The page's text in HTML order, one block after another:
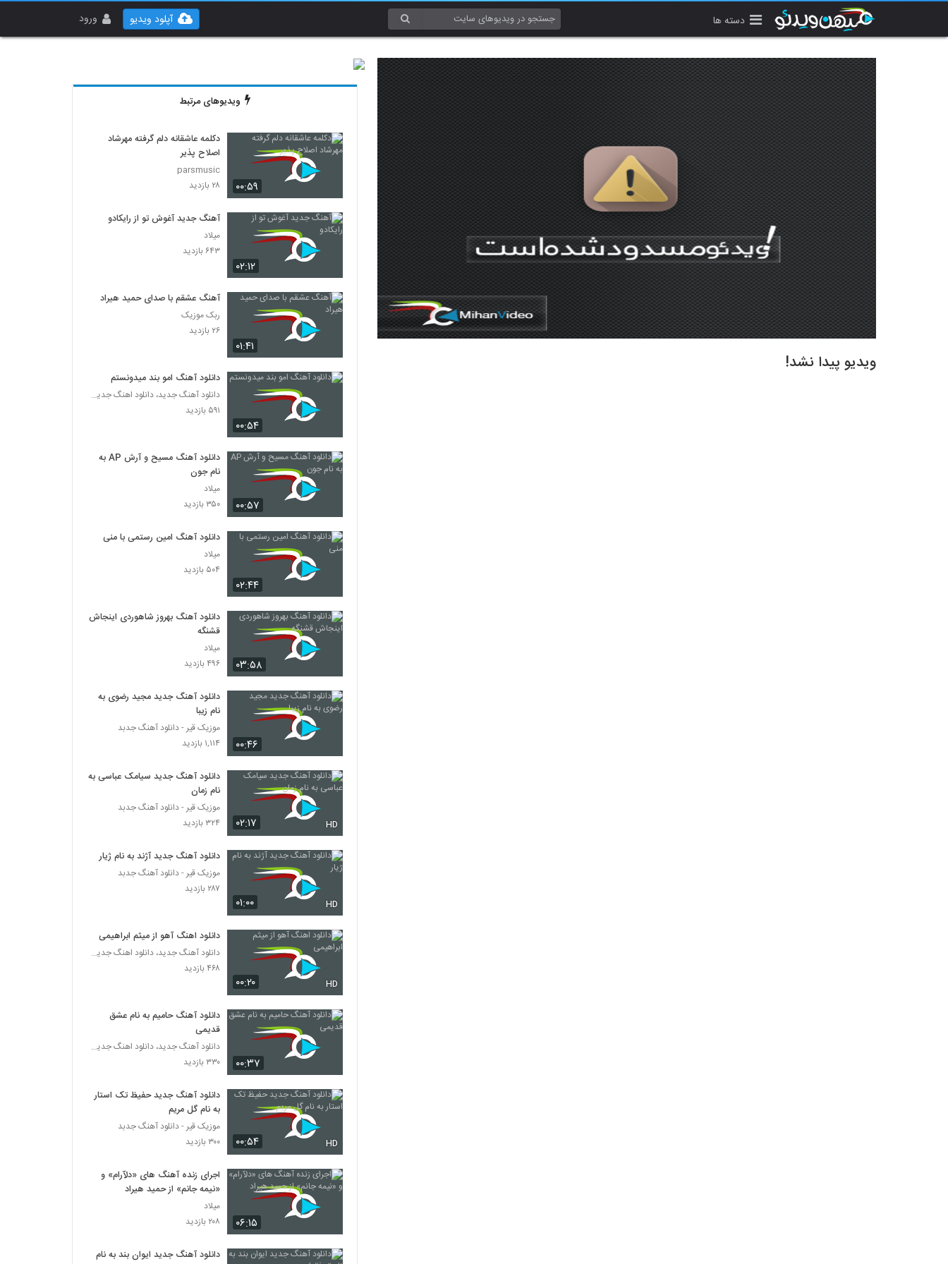
دسته ها ورود آپلود ویدیو
ویدیو پیدا نشد!
ویدیوهای مرتبط
۰۰:۵۹
دکلمه عاشقانه دلم گرفته مهرشاد
اصلاح پذیر
parsmusic
۲۸ بازدید
۰۲:۱۲
آهنگ جدید آغوش تو از رایکادو
میلاد
۶۴۳ بازدید
۰۱:۴۱
آهنگ عشقم با صدای حمید هیراد
ربک موزیک
۲۶ بازدید
۰۰:۵۴
دانلود آهنگ امو بند میدونستم
دانلود آهنگ جدید، دانلود اهنگ جدید ایرانی
۵۹۱ بازدید
۰۰:۵۷
دانلود آهنگ مسیح و آرش AP به
نام جون
میلاد
۳۵۰ بازدید
۰۲:۴۴
دانلود آهنگ امین رستمی با منی
میلاد
۵۰۴ بازدید
۰۳:۵۸
دانلود آهنگ بهروز شاهوردی اینجاش
قشنگه
میلاد
۴۹۶ بازدید
۰۰:۴۶
دانلود آهنگ جدید مجید رضوی به
نام زیبا
موزیک قیر - دانلود آهنگ جدبد
۱,۱۱۴ بازدید
۰۲:۱۷ HD
دانلود آهنگ جدید سیامک عباسی به
نام زمان
موزیک قیر - دانلود آهنگ جدبد
۳۲۴ بازدید
۰۱:۰۰ HD
دانلود آهنگ جدید آژند به نام ژیار
موزیک قیر - دانلود آهنگ جدبد
۲۸۷ بازدید
۰۰:۲۰ HD
دانلود اهنگ آهو از میثم ابراهیمی
دانلود آهنگ جدید، دانلود اهنگ جدید ایرانی
۴۶۸ بازدید
۰۰:۳۷
دانلود آهنگ حامیم به نام عشق
قدیمی
دانلود آهنگ جدید، دانلود اهنگ جدید ایرانی
۳۳۰ بازدید
۰۰:۵۴ HD
دانلود آهنگ جدید حفیظ تک استار
به نام گل مریم
موزیک قیر - دانلود آهنگ جدبد
۳۰۰ بازدید
۰۶:۱۵
اجرای زنده آهنگ های «دلآرام» و
«نیمه جانم» از حمید هیراد
میلاد
۲۰۸ بازدید
دانلود آهنگ جدید ایوان بند به نام